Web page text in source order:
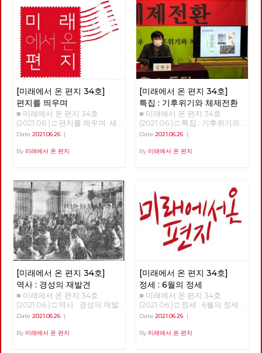
비트예술프로그램 '경계사진' 참
가자 10여 명이 모였다. 당 조직
에서 준비한 프로그램이었지만
참가자의 3분의 1은 문화예술위
원회 회원은물론 당원도 아닌 시
민이었다. 경계사진은 이후 2주
마다 서울둘레길 157km를 중심
으로 서울 경계의 숲과 마을을
함께 걸으며 사진으로 기록하기
시작한다. 그리고 수락산, 불암
산, 망우산, 아차산, 고덕산, 일자
산, 대모산, 구릉산, 우면산, 관악
산, 안양천, 봉산, 앵봉산, 북한산
을 거쳐 마침내 2021년 6월 20
일 출발지이자 종착지인 도봉산
에 이른다. 1년이 넘는 시간 동안
이어진 그 길과 사람의 기록을
했지만, 꾸준히 길을 이어갔다.
완주에는 총 23회의 출사에 13
개월이 걸렸다. 서울둘레길은 산
악마라톤 또는 트레일러닝 선수
가 달린다면 하루 만에 완주할
수 있는 구간이다. 하지만 경계
사진은 서울둘레길 만이 아니라
둘레길 주변의 문화와 역사까지
둘러 보며 걸었고, 이 때문에 실
제로는 더 많은 거리를 걸었다.
이를테면 수락산이나 불암산 구
간에서는 산기슭 마을의 골목길
도 함께 걸었고, 망우산이나 도
봉산 구간에서는 오기만, 함세
덕, 최서해, 이재유 그리고 전태
말에 출발한 경계사진의 길은 얼
이 : 올려다보며 □ 편집후기 : 사
람을 만나다 ■ 편집위원 : 김석
정, 나도원, 안보영, 이용규, 적
야, 현린
[미래에서 온 편지 34호]
편지를 띄우며
■ 미래에서 온 편지 34호
(2021.06.) □ 편지를 띄우며 세
상을 바꾸기 위해서는 물론이고
도 중요한 정치적 시간이 지나고
보에 집중되고 있지만, 기성 정
치와 언론이 외면하는 가운데에
도 체제를 전환하기 위한 노동당
의 전진은 속속 결집하는 새로운
얼굴들과 함께 계속 이어지고 있
습니다. 6월 12일 열린 7기 3차
전국위원회는, 최근에 입당 또는
복당한 두 당원이 [평등한 공동
체를 위한 우리의 약속]과 [지구
살리기 생활 수칙]을 낭독하면
서 시작했습니다. 이 자리에서
당은, 당의 가까운 미래를 위해
정기 당대회 준비위원회를 구성
했고, 2022년 대통령선거와 지
방선거에 대한 기본방침을 채택
했습니다. 당대회는 전국의 대
의원들이 참석하는 당의 최고의
결기구로서, 정기 당대회의 경우
Date 2021.06.26 |
By 미래에서 온 편지
[미래에서 온 편지 34호]
특집 : 기후위기와 체제전환
■ 미래에서 온 편지 34호
(2021.06.) □ 특집 : 기후위기와
체제전환 기후위기와 체제전환
핑포인트 '1.5도 티핑포인트'라
면 임계점이 넘어가서 온난화와
기후 변화가 더욱 크게 일어날
수 있다는 것이다. 10만 년 전부
터 기후 변화의 폭을 보면 섭씨
평균 8~10도 정도다. 기온이 낮
을 때는 빙하기, 높을 때는 간빙
기라 하는데 지금은 간빙기보다
도 온도가 높다. 온도 변화에서
년 동안 변하는 것은 문제가 없
다. 그러나 산업혁명 이후 200
년 동안 1도가 변했다는 것은 생
태계에 대단한 충격이다. 10만
년 전부터 현생인류가 지구상에
살았다. 현생인류는 우리와 같은
유전자와 신체구조를 가지고 있
다. 수렵 채집 생활을 한 것은 머
Date 2021.06.26|
By 미래에서 온 편지
[미래에서 온 편지 34호]
역사 : 경성의 재발견
■ 미래에서 온 편지 34호
(2021.06.) □ 역사 : 경성의 재발
견 경성의 재발견 01 - 노동자의
고 합니다. [써니](2011), [건축학
Date 2021.06.26 |
By 미래에서 온 편지
[미래에서 온 편지 34호]
정세 : 6월의 정세
■ 미래에서 온 편지 34호
(2021.06.) □ 정세 : 6월의 정세
정세 (2) - ‘국가의 귀환’이 가리
작과 함께 번지기 시작한 코로나
Date 2021.06.26|
By 미래에서 온 편지